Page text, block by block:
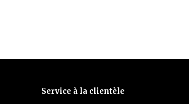
Service à la clientèle